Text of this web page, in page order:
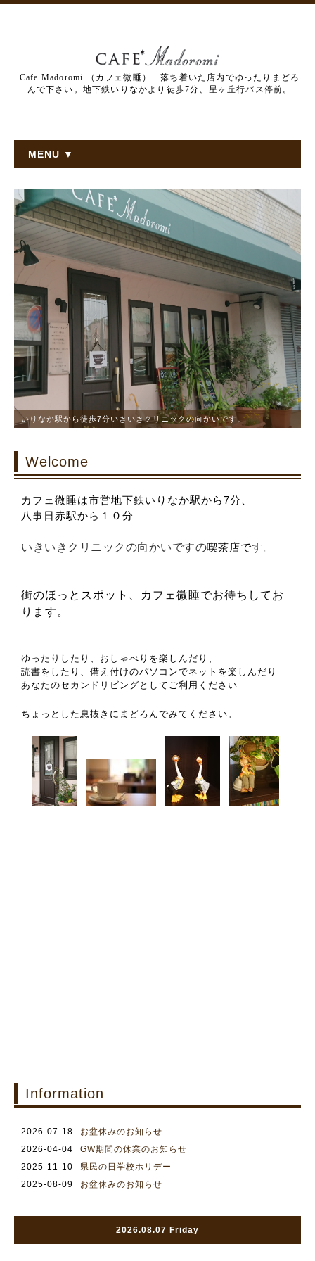
Cafe Madoromi （カフェ微睡） 落ち着いた店内でゆったりまどろ
んで下さい。地下鉄いりなかより徒歩7分、星ヶ丘行バス停前。
MENU ▼
いりなか駅から徒歩7分いきいきクリニックの向かいです。
Welcome
カフェ微睡は市営地下鉄いりなか駅から7分、
八事日赤駅から１０分
いきいきクリニックの向かいですの喫茶店です。
街のほっとスポット、カフェ微睡でお待ちしてお
ります。
ゆったりしたり、おしゃべりを楽しんだり、
読書をしたり、備え付けのパソコンでネットを楽しんだり
あなたのセカンドリビングとして ご利用ください
ちょっとした息抜きにまどろんでみてください。
Information
2026-07-18
お盆休みのお知らせ
2026-04-04
GW期間の休業のお知らせ
2025-11-10
県民の日学校ホリデー
2025-08-09
お盆休みのお知らせ
2026.08.07 Friday